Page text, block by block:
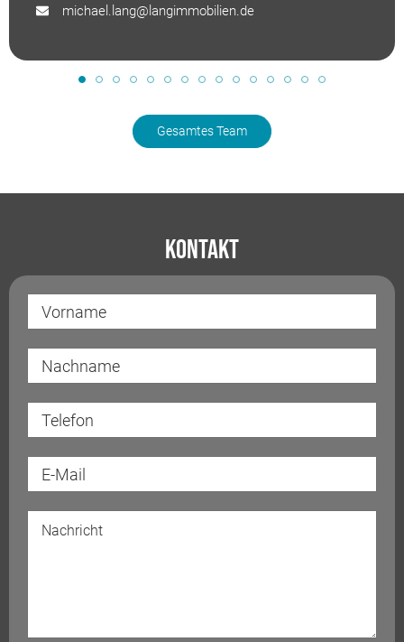
michael.lang@langimmobilien.de
Gesamtes Team
Kontakt